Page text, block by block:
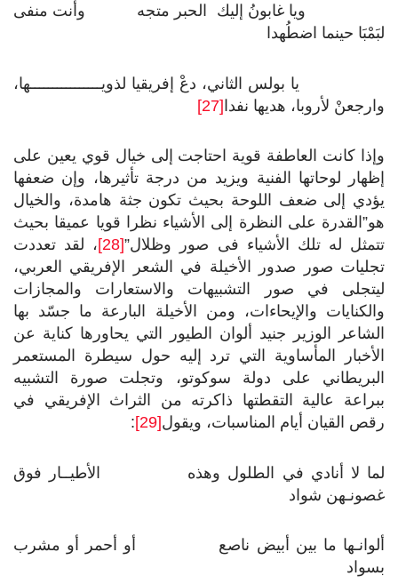
ويا غابونُ إليك الحبر متجه وأنت منفى
لبَمْبَا حينما اضطُهدا
يا بولس الثاني، دعْ إفريقيا لذويــــــــــــــــها،
وارجعنْ لأروبا، هديها نفدا[27]
وإذا كانت العاطفة قوية احتاجت إلى خيال قوي يعين على
إظهار لوحاتها الفنية ويزيد من درجة تأثيرها، وإن ضعفها
يؤدي إلى ضعف اللوحة بحيث تكون جثة هامدة، والخيال
هو”القدرة على النظرة إلى الأشياء نظرا قويا عميقا بحيث
تتمثل له تلك الأشياء فى صور وظلال”[28]
، لقد تعددت
تجليات صور صدور الأخيلة في الشعر الإفريقي العربي،
ليتجلى في صور التشبيهات والاستعارات والمجازات
والكنايات والإيحاءات، ومن الأخيلة البارعة ما جسّد بها
الشاعر الوزير جنيد ألوان الطيور التي يحاورها كناية عن
الأخبار المأساوية التي ترد إليه حول سيطرة المستعمر
البريطاني على دولة سوكوتو، وتجلت صورة التشبيه
ببراعة عالية التقطتها ذاكرته من الثراث الإفريقي في
رقص القيان أيام المناسبات، ويقول[29]
:
لما لا أنادي في الطلول وهذه الأطيــار فوق
غصونـهن شواد
ألوانـها ما بين أبيض ناصع أو أحمر أو مشرب
بسواد